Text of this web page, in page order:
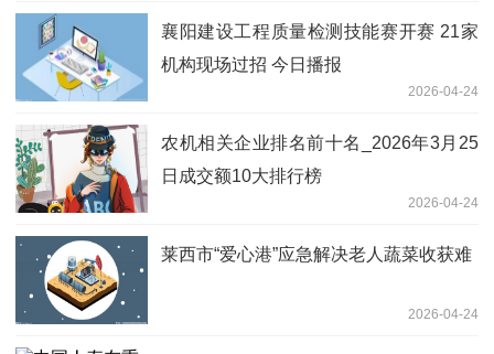
襄阳建设工程质量检测技能赛开赛 21家
机构现场过招 今日播报
2026-04-24
农机相关企业排名前十名_2026年3月25
日成交额10大排行榜
2026-04-24
莱西市“爱心港”应急解决老人蔬菜收获难
2026-04-24